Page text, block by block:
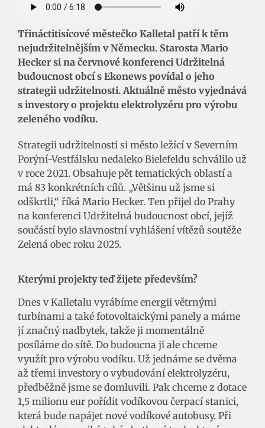
Třináctitisícové městečko Kalletal patří k těm
nejudržitelnějším v Německu. Starosta Mario
Hecker si na červnové konferenci Udržitelná
budoucnost obcí s Ekonews povídal o jeho
strategii udržitelnosti. Aktuálně město vyjednává
s investory o projektu elektrolyzéru pro výrobu
zeleného vodíku.
Strategii udržitelnosti si město ležící v Severním
Porýní-Vestfálsku nedaleko Bielefeldu schválilo už
v roce 2021. Obsahuje pět tematických oblastí a
má 83 konkrétních cílů. „Většinu už jsme si
odškrtli,“ říká Mario Hecker. Ten přijel do Prahy
na konferenci Udržitelná budoucnost obcí, jejíž
součástí bylo slavnostní vyhlášení vítězů soutěže
Zelená obec roku 2025.
Kterými projekty teď žijete především?
Dnes v Kalletalu vyrábíme energii větrnými
turbínami a také fotovoltaickými panely a máme
jí značný nadbytek, takže ji momentálně
posíláme do sítě. Do budoucna ji ale chceme
využít pro výrobu vodíku. Už jednáme se dvěma
až třemi investory o vybudování elektrolyzéru,
předběžně jsme se domluvili. Pak chceme z dotace
1,5 milionu eur pořídit vodíkovou čerpací stanici,
která bude napájet nové vodíkové autobusy. Při